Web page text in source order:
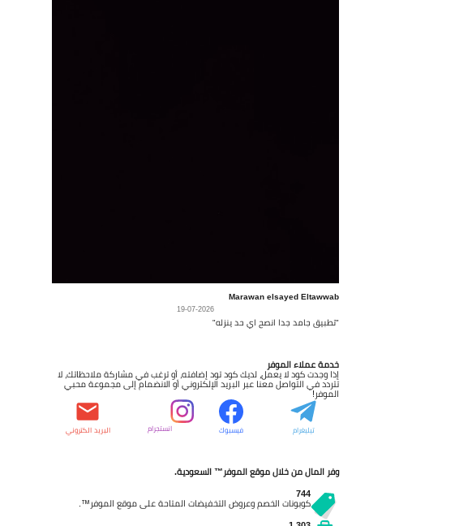
Marawan elsayed Eltawwab
19-07-2026
"تطبيق جامد جدا انصح اي حد ينزله"
خدمة عملاء الموفر
إذا وجدت كود لا يعمل، لديك كود تود إضافته، أو ترغب في مشاركة ملاحظاتك، لا
تتردد في التواصل معنا عبر البريد الإلكتروني أو الانضمام إلى مجموعة محبي
الموفر!
تيليغرام فيسبوك انستجرام البريد الكتروني
وفر المال من خلال موقع الموفر™ السعودية.
744
كوبونات الخصم وعروض التخفيضات المتاحة على موقع الموفر™.